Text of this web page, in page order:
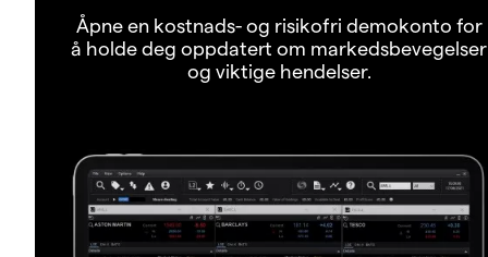
Åpne en kostnads- og risikofri demokonto for
å holde deg oppdatert om markedsbevegelser
og viktige hendelser.